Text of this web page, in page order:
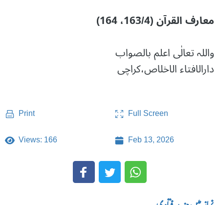
معارف القرآن (163/4، 164)
واللہ تعالٰی اعلم بالصواب
دارالافتاء الاخلاص،کراچی
Print Full Screen
Views: 166 Feb 13, 2026